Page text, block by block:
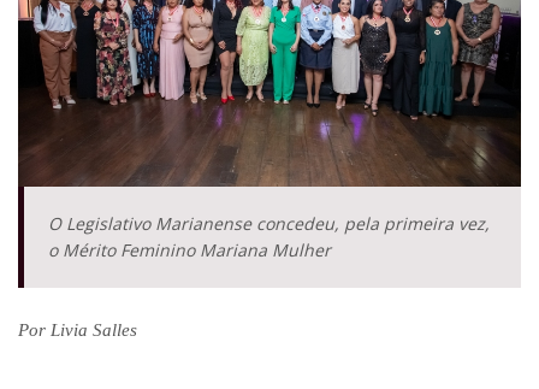
O Legislativo Marianense concedeu, pela primeira vez,
o Mérito Feminino Mariana Mulher
Por Livia Salles